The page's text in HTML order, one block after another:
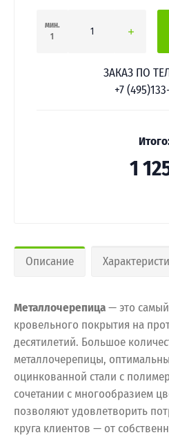
мин.
1
ЗАКАЗ ПО
+7
1
Описание
Металлочерепица— это
кровельного покрытия на
десятилетий. Большое
металлочерепицы,
оцинкованной стали с
сочетании с многообразием
позволяют удовлетворить
круга клиентов — от